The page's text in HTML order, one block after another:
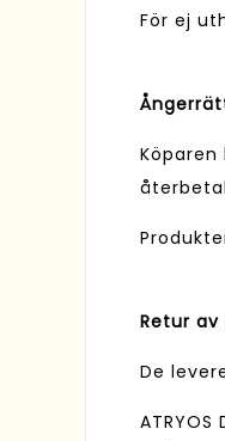
För ej
Retur
De
ATRYOS